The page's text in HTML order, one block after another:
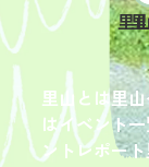
里山とは里
はイベント
ントレポート
里